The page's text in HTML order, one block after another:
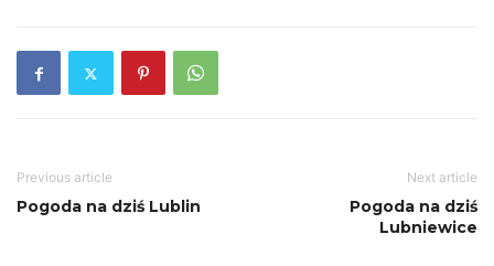
Previous article
Pogoda na dziś Lublin
Next article
Pogoda na dziś
Lubniewice